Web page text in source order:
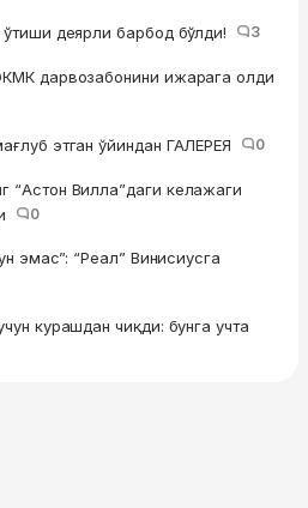
ўтиши деярли барбод бўлди! 3
дарвозабонини ижарага олди
этган ўйиндан ГАЛЕРЕЯ 0
“Астон Вилла”даги келажаги
0
эмас”: “Реал” Винисиусга
курашдан чиқди: бунга учта